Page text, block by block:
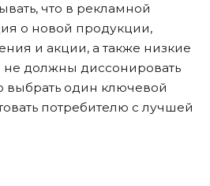
что в рекламной
о новой продукции,
и акции, а также низкие
должны диссонировать
один ключевой
потребителю с лучшей